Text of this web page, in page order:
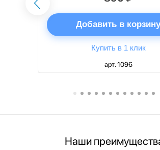
Добавить в корзину
Купить в 1 клик
арт. 1096
Наши